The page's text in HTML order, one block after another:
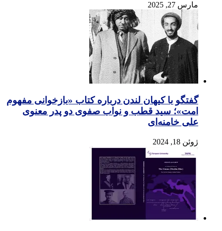
مارس 27, 2025
گفتگو با کیهان لندن درباره کتاب «بازخوانی مفهوم
امت»؛ سید قطب و نواب صفوی دو پدر معنوی
علی خامنه‌ای
ژوئن 18, 2024